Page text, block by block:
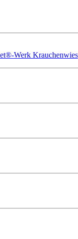
Werk Krauchenwies